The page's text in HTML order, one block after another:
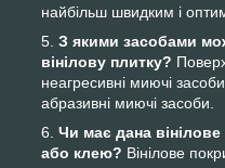
найбільш швидким і
З якими засобами
вінілову плитку?
неагресивні миючі
абразивні миючі засоби.
Чи має дана
або клею? Вінілове